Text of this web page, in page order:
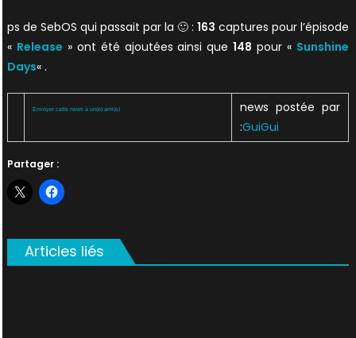
ps de SebOS qui passait par la 🙂 :163 captures pour l’épisode
« Release » ont été ajoutées ainsi que148 pour « Sunshine
Days« .
Envoyer cette news à un(e) ami(e)
news postée par
:GuiGui
Partager :
Articles liés